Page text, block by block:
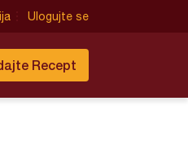
Ulogujte se
Recept